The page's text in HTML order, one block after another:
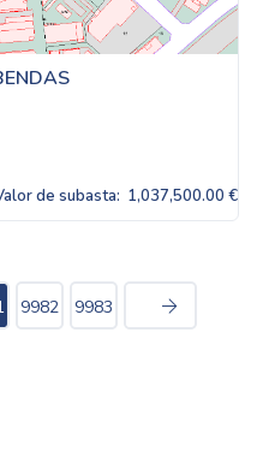
de subasta: 1,037,500.00 €
9982 9983